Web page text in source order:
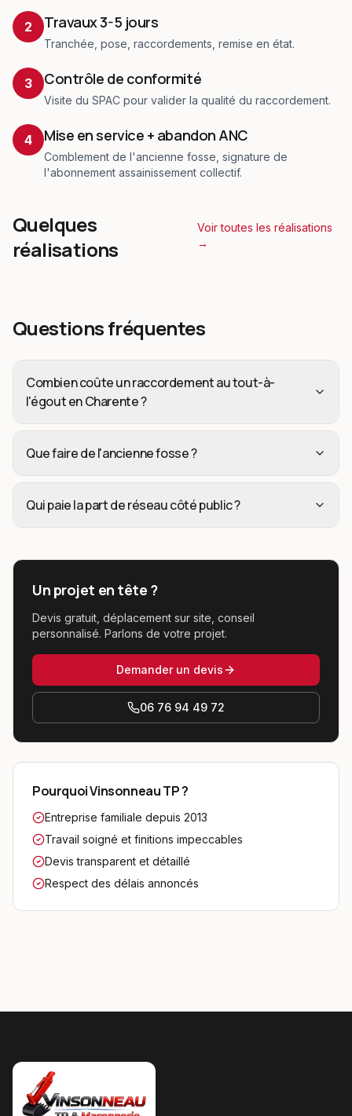
2 Travaux 3-5 jours
Tranchée, pose, raccordements, remise en état.
3 Contrôle de conformité
Visite du SPAC pour valider la qualité du raccordement.
4 Mise en service + abandon ANC
Comblement de l'ancienne fosse, signature de
l'abonnement assainissement collectif.
Quelques
réalisations
Voir toutes les réalisations
→
Questions fréquentes
Combien coûte un raccordement au tout-à-
l'égout en Charente ?
Que faire de l'ancienne fosse ?
Qui paie la part de réseau côté public ?
Un projet en tête ?
Devis gratuit, déplacement sur site, conseil
personnalisé. Parlons de votre projet.
Demander un devis
06 76 94 49 72
Pourquoi Vinsonneau TP ?
Entreprise familiale depuis 2013
Travail soigné et finitions impeccables
Devis transparent et détaillé
Respect des délais annoncés